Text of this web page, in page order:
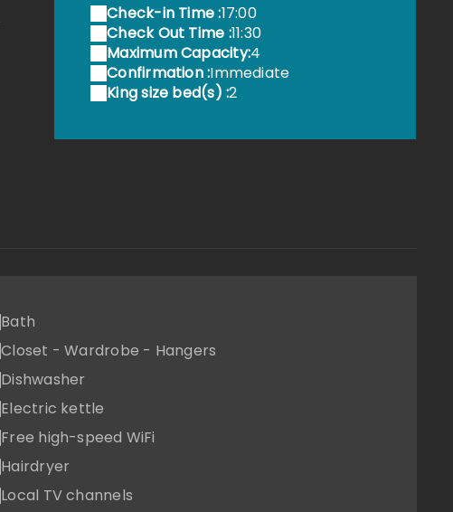
Check-in Time :17:00
Check Out Time :11:30
Maximum Capacity:4
Confirmation :Immediate
King size bed(s) :2
Bath
Closet - Wardrobe - Hangers
Dishwasher
Electric kettle
Free high-speed WiFi
Hairdryer
Local TV channels